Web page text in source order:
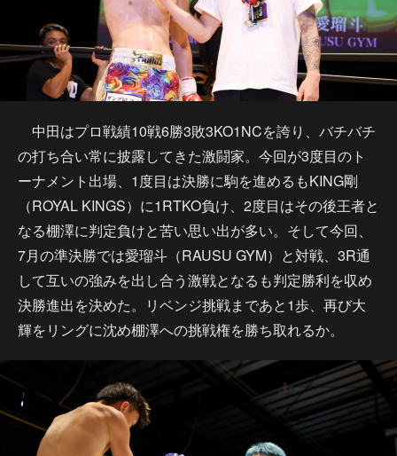
中田はプロ戦績10戦6勝3敗3KO1NCを誇り、バチバチ
の打ち合い常に披露してきた激闘家。今回が3度目のト
ーナメント出場、1度目は決勝に駒を進めるもKING剛
（ROYAL KINGS）に1RTKO負け、2度目はその後王者と
なる棚澤に判定負けと苦い思い出が多い。そして今回、
7月の準決勝では愛瑠斗（RAUSU GYM）と対戦、3R通
して互いの強みを出し合う激戦となるも判定勝利を収め
決勝進出を決めた。リベンジ挑戦まであと1歩、再び大
輝をリングに沈め棚澤への挑戦権を勝ち取れるか。